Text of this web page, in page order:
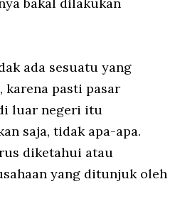
ada sesuatu yang
pasti pasar
luar negeri itu
saja, tidak apa-apa.
diketahui atau
yang ditunjuk oleh